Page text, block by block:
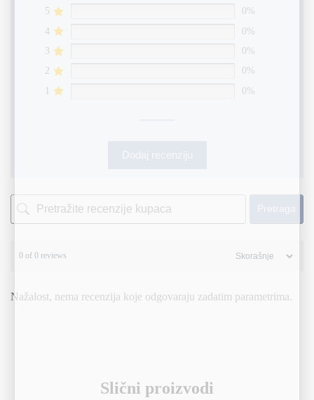
5
0%
4
0%
3
0%
2
0%
0%
0 of 0 reviews
Nažalost, nema recenzija koje odgovaraju zadatim parametrima.
Slični proizvodi